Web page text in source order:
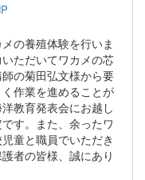
の養殖体験を行いま
ただいてワカメの芯
の菊田弘文様から要
作業を進めることが
教育発表会にお越し
す。また、余ったワ
童と職員でいただき
者の皆様、誠にあり